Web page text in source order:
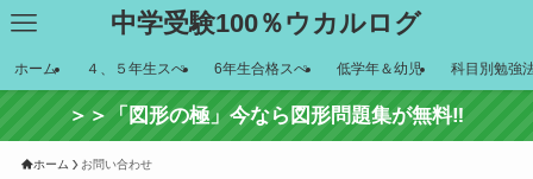
中学受験100％ウカルログ
ホーム ４、５年生スぺ 6年生合格スぺ 低学年＆幼児 科目別勉強
＞＞「図形の極」今なら図形問題集が無料‼
ホーム お問い合わせ